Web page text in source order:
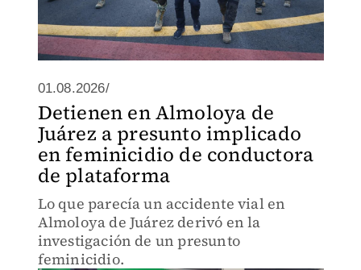
01.08.2026/
Detienen en Almoloya de
Juárez a presunto implicado
en feminicidio de conductora
de plataforma
Lo que parecía un accidente vial en
Almoloya de Juárez derivó en la
investigación de un presunto
feminicidio.